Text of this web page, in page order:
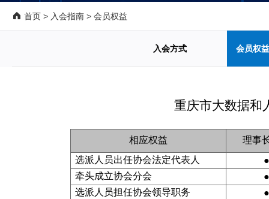
首页 > 入会指南 > 会员权益
入会方式 会员权益
重庆市大数据和
相应权益
理事
选派人员出任协会法定代表人
●
牵头成立协会分会
●
选派人员担任协会领导职务
●